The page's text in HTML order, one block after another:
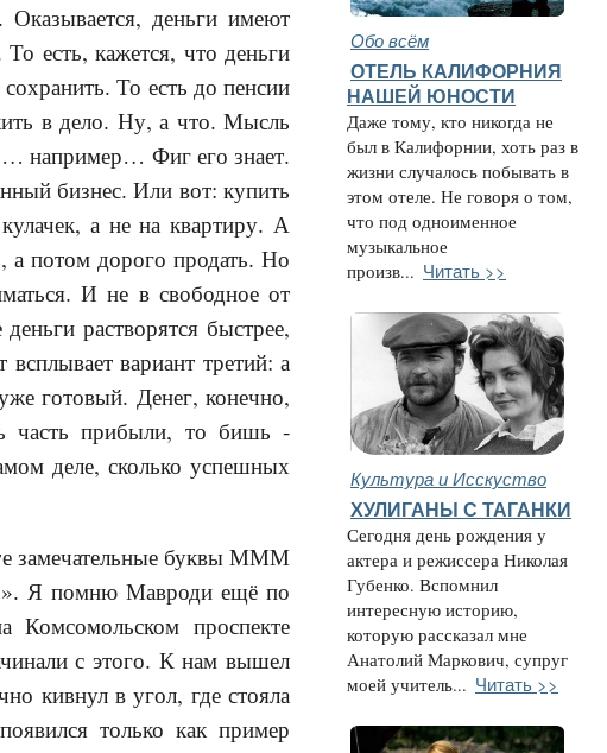
деньги имеют
есть, кажется, что деньги
То есть до пенсии
в дело. Ну, а что. Мысль
например… Фиг его знает.
бизнес. Или вот: купить
а не на квартиру. А
а потом дорого продать. Но
И не в свободное от
растворятся быстрее,
вариант третий: а
готовый. Денег, конечно,
часть прибыли, то бишь -
деле, сколько успешных
замечательные буквы МММ
Я помню Мавроди ещё по
проспекте
с этого. К нам вышел
кивнул в угол, где стояла
только как пример
Обо всём
ОТЕЛЬ КАЛИФОРНИЯ
НАШЕЙ ЮНОСТИ
Даже тому, кто никогда не
был в Калифорнии, хоть раз в
жизни случалось побывать в
этом отеле. Не говоря о том,
что под одноименное
музыкальное
произв... Читать >>
Культура и Исскуство
ХУЛИГАНЫ С ТАГАНКИ
Сегодня день рождения у
актера и режиссера Николая
Губенко. Вспомнил
интересную историю,
которую рассказал мне
Анатолий Маркович, супруг
моей учитель... Читать >>